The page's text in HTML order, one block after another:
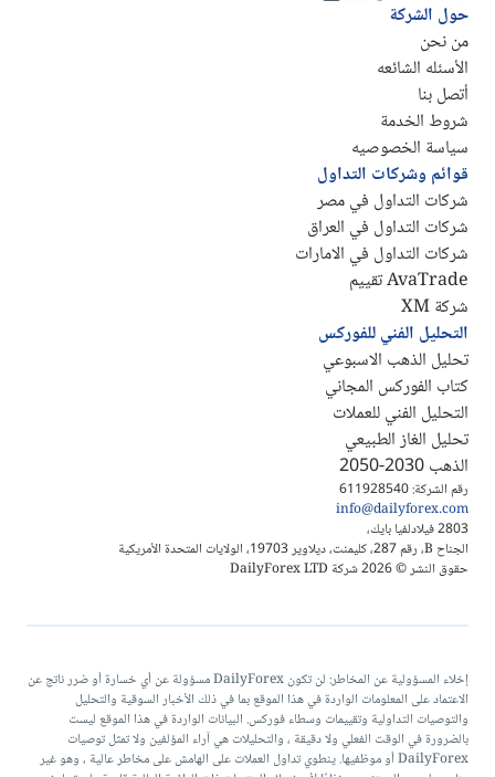
رقم الشركة: 611928540
info@dailyforex.com
2803 فيلادلفيا بايك،
الجناح B، رقم 287، كليمنت، ديلاوير 19703، الولايات المتحدة الأمريكية
حقوق النشر © 2026 شركة DailyForex LTD
حول الشركة
من نحن
الأسئله الشائعه
أتصل بنا
شروط الخدمة
سياسة الخصوصيه
قوائم وشركات التداول
شركات التداول في مصر
شركات التداول في العراق
شركات التداول في الامارات
AvaTrade تقييم
شركة XM
التحليل الفني للفوركس
تحليل الذهب الاسبوعي
كتاب الفوركس المجاني
التحليل الفني للعملات
تحليل الغاز الطبيعي
الذهب 2030-2050
إخلاء المسؤولية عن المخاطر: لن تكون DailyForex مسؤولة عن أي خسارة أو ضرر ناتج عن
الاعتماد على المعلومات الواردة في هذا الموقع بما في ذلك الأخبار السوقية والتحليل
والتوصيات التداولية وتقييمات وسطاء فوركس. البيانات الواردة في هذا الموقع ليست
بالضرورة في الوقت الفعلي ولا دقيقة ، والتحليلات هي آراء المؤلفين ولا تمثل توصيات
DailyForex أو موظفيها. ينطوي تداول العملات على الهامش على مخاطر عالية ، وهو غير